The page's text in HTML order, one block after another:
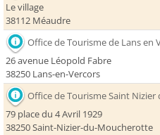
Le village
38112 Méaudre
Office de Tourisme de Lans en
26 avenue Léopold Fabre
38250 Lans-en-Vercors
Office de Tourisme Saint
79 place du 4 Avril 1929
38250 Saint-Nizier-du-Moucherotte